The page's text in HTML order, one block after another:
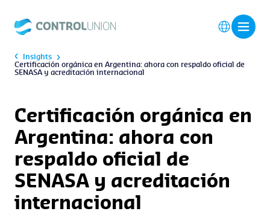
Insights
Certificación orgánica en Argentina: ahora con respaldo oficial de
SENASA y acreditación internacional
Certificación orgánica en
Argentina: ahora con
respaldo oficial de
SENASA y acreditación
internacional